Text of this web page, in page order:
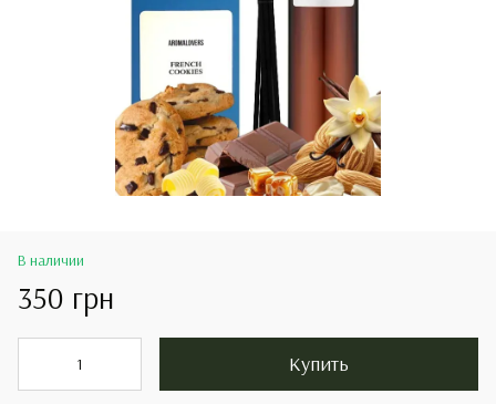
В наличии
350 грн
Купить